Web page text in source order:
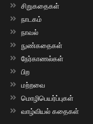
சிறுகதைகள்
நாடகம்
நாவல்
நுண்கதைகள்
நேர்காணல்கள்
பிற
மற்றவை
மொழிபெயர்ப்புகள்
வாழ்வியல் கதைகள்